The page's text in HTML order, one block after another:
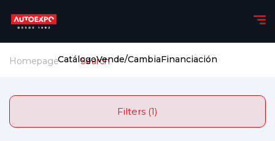
CatálogoVende/CambiaFinanciación
Homepage Search
Filters (1)